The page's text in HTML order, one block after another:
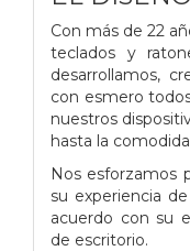
Con más de 22
teclados y
desarrollamos,
con esmero
nuestros
hasta la
Nos esforzamos
su experiencia
acuerdo con su
de escritorio.